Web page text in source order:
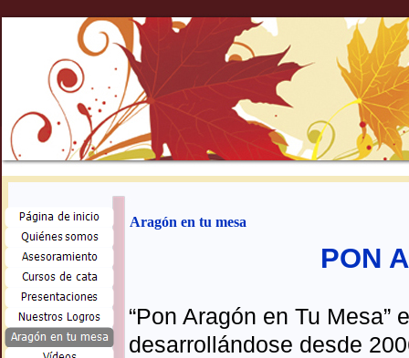
Aragón en tu mesa
PON
“Pon Aragón en Tu
desarrollándose desde